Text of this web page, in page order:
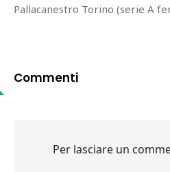
Pallacanestro Torino (serie A
Commenti